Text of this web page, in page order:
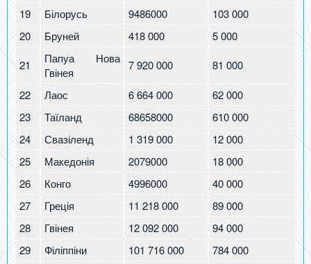
19
Білорусь 9486000 103 000
20
Бруней 418 000 5 000
21
Папуа Нова
Гвінея
7 920 000 81 000
22 Лаос 6 664 000 62 000
23
Таїланд 68658000 610 000
24
Свазіленд 1 319 000 12 000
25
Македонія 2079000 18 000
26
Конго 4996000 40 000
8
27
Греція 11 218 000 89 000
28
Гвінея 12 092 000 94 000
29
Філіппіни 101 716 000 784 000